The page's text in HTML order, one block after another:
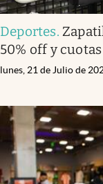
Deportes.
50% off y
lunes, 21 de Julio de